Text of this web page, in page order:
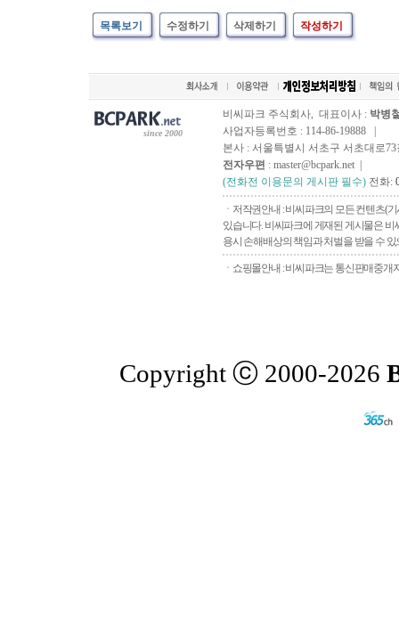
목록보기 수정하기 삭제하기 작성하기
since 2000
비씨파크 주식회사, 대표이사 : 박병
사업자등록번호 : 114-86-19888 |
본사 : 서울특별시 서초구 서초대로73
전자우편 : master@bcpark.net |
(전화전 이용문의 게시판 필수) 전화:
ㆍ저작권안내 : 비씨파크의 모든 컨텐츠(
있습니다. 비씨파크에 게재된 게시물은
용시 손해배상의 책임과 처벌을 받을 수
ㆍ쇼핑몰안내 : 비씨파크는 통신판매중개
Copyright ⓒ 2000-2026